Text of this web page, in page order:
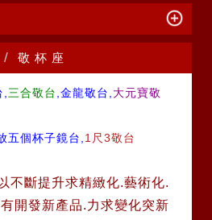
敬 杯 座
三合敬台 ,金龍敬台, 大元寶敬
五個杯子鏡台, 1尺3敬台
不斷提升求精緻化.藝術化.
開發新產品.力求變化突新